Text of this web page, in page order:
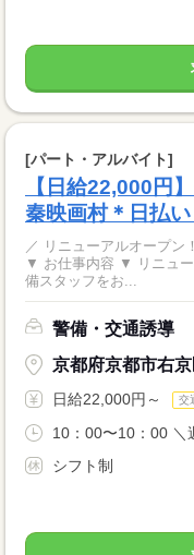
[パート・アルバイト]
【日給22,000円
秦映画村＊日払い
／ リニューアルオープン
▼ お仕事内容 ▼ リニュー
備スタッフをお...
警備・交通誘導
京都府京都市右
日給22,000円～ 交
10：00〜10：00 ＼
シフト制